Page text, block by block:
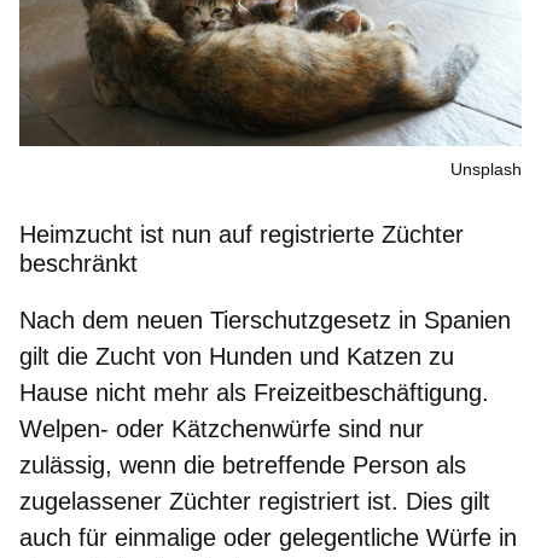
Unsplash
Heimzucht ist nun auf registrierte Züchter
beschränkt
Nach dem neuen Tierschutzgesetz in Spanien
gilt die Zucht von Hunden und Katzen zu
Hause nicht mehr als Freizeitbeschäftigung.
Welpen- oder Kätzchenwürfe sind nur
zulässig, wenn die betreffende Person als
zugelassener Züchter registriert ist. Dies gilt
auch für einmalige oder gelegentliche Würfe in